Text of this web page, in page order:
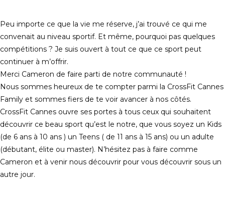
Peu importe ce que la vie me réserve, j’ai trouvé ce qui me
convenait au niveau sportif. Et même, pourquoi pas quelques
compétitions ? Je suis ouvert à tout ce que ce sport peut
continuer à m’offrir.
Merci Cameron de faire parti de notre communauté !
Nous sommes heureux de te compter parmi la CrossFit Cannes
Family et sommes fiers de te voir avancer à nos côtés.
CrossFit Cannes ouvre ses portes à tous ceux qui souhaitent
découvrir ce beau sport qu’est le notre, que vous soyez un Kids
(de 6 ans à 10 ans ) un Teens ( de 11 ans à 15 ans) ou un adulte
(débutant, élite ou master). N’hésitez pas à faire comme
Cameron et à venir nous découvrir pour vous découvrir sous un
autre jour.